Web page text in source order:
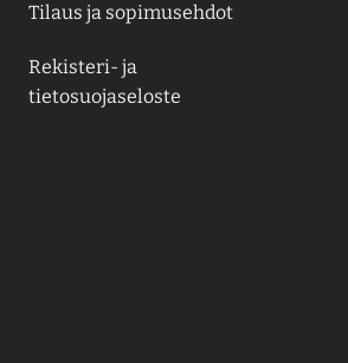
Tilaus ja sopimusehdot
Rekisteri- ja
tietosuojaseloste